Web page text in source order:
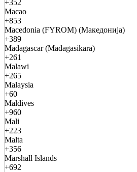
+352
Macao
+853
Macedonia (FYROM) (Македонија)
+389
Madagascar (Madagasikara)
+261
Malawi
+265
Malaysia
+60
Maldives
+960
Mali
+223
Malta
+356
Marshall Islands
+692